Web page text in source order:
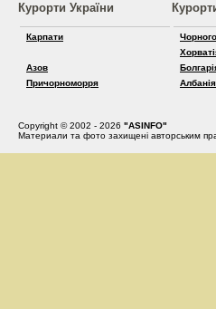
Курорти України
Карпати
Азов
Причорноморря
Албанія
Copyright © 2002 - 2026 "ASINFO"
Материали та фото захищені авторським